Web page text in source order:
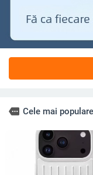
more Cele mai